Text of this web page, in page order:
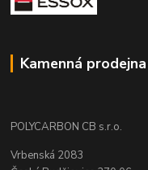
Kamenná prodejna
POLYCARBON CB s.r.o.
Vrbenská 2083